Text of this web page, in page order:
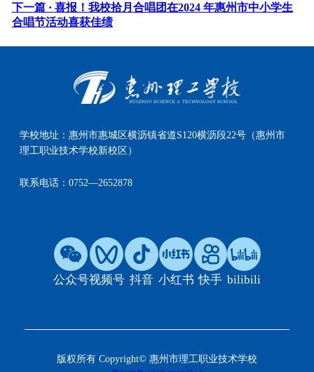
下一篇 · 喜报！我校拾月合唱团在2024 年惠州市中小学生
合唱节活动喜获佳绩
学校地址：惠州市惠城区横沥镇省道S120横沥段22号（惠州市
理工职业技术学校新校区）
联系电话：0752—2652878
公众号视频号 抖音 小红书 快手 bilibili
版权所有 Copyright© 惠州市理工职业技术学校